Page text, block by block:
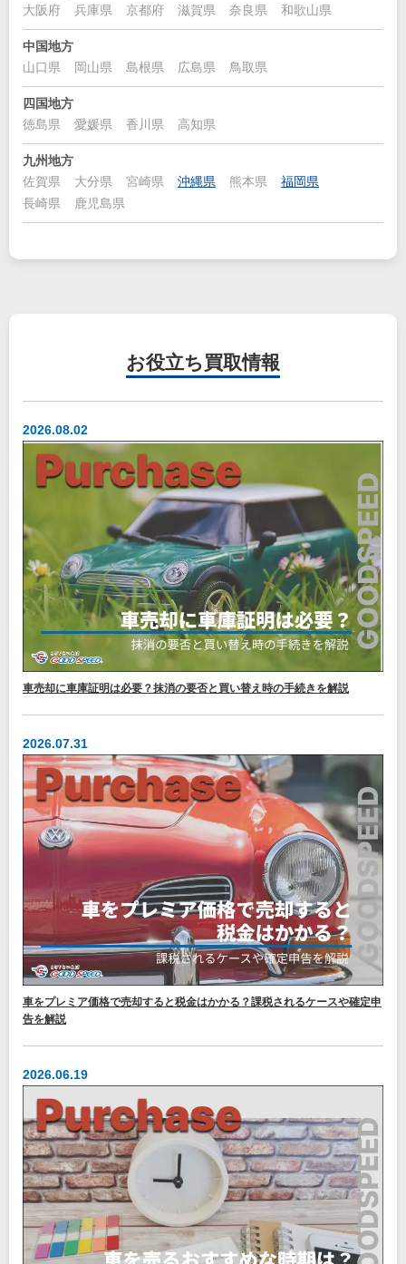
大阪府
兵庫県 京都府 滋賀県 奈良県 和歌山県
中国地方
山口県
岡山県 島根県 広島県 鳥取県
四国地方
徳島県
愛媛県 香川県 高知県
九州地方
佐賀県
大分県 宮崎県 沖縄県 熊本県
福岡県
長崎県
鹿児島県
お役立ち 買取情報
2026.08.02
車売却に車庫証明は必要？抹消の要否と買い替え時の手続きを解説
2026.07.31
車をプレミア価格で売却すると税金はかかる？課税されるケースや確定申
告を解説
2026.06.19